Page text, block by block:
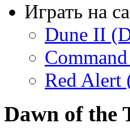
Играть на
Dune II
Red Alert
Dawn of the